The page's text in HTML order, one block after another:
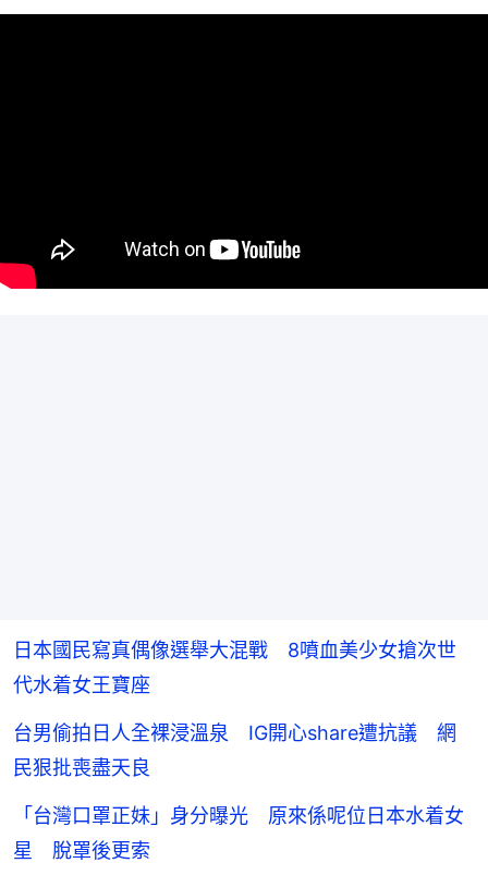
日本國民寫真偶像選舉大混戰 8噴血美少女搶次世
代水着女王寶座
台男偷拍日人全裸浸溫泉 IG開心share遭抗議 網
民狠批喪盡天良
「台灣口罩正妹」身分曝光 原來係呢位日本水着女
星 脫罩後更索